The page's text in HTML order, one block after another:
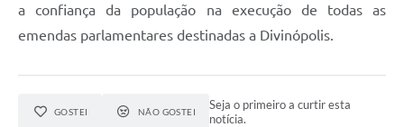
a confiança da população na execução de todas as
emendas parlamentares destinadas a Divinópolis.
GOSTEI NÃO GOSTEI
Seja o primeiro a curtir esta
notícia.